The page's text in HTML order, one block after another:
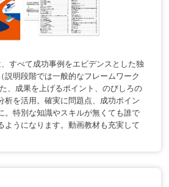
すべて成功事例をエビデンスとした独
説明段階では一般的なフレームワーク
、成果を上げるポイント、のびしろの
析を活用。確実に問題点、成功ポイン
。特別な知識やスキルが無くても誰で
ようになります。動画教材も充実して